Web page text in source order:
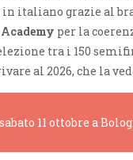
italiano grazie al
per la
tra i 150
al 2026, che la
11 ottobre a